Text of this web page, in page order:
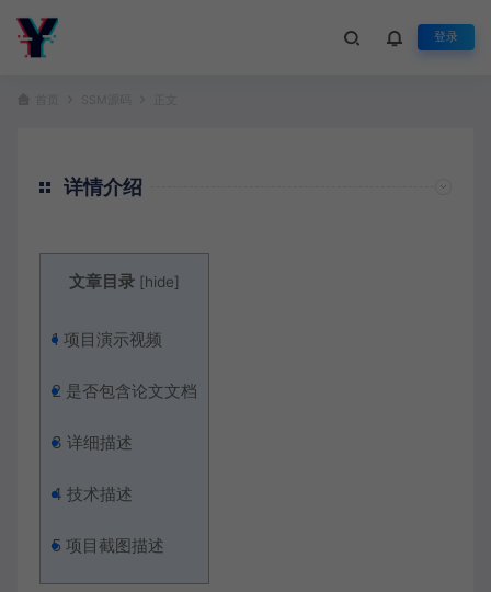
登录
详情介绍
文章目录 [hide]
1 项目演示视频
2 是否包含论文文档
3 详细描述
4 技术描述
5 项目截图描述